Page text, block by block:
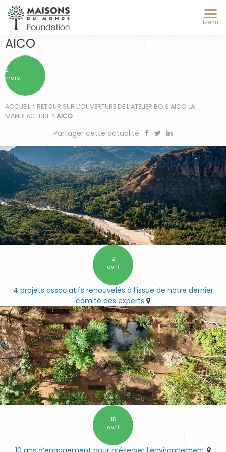
Menu
AICO
2
mars
ACCUEIL > RETOUR SUR L’OUVERTURE DE L’ATELIER BOIS AICO LA
MANUFACTURE > AICO
Partager cette actualité
2
avril
4 projets associatifs renouvelés à l’issue de notre dernier
comité des experts
15
avril